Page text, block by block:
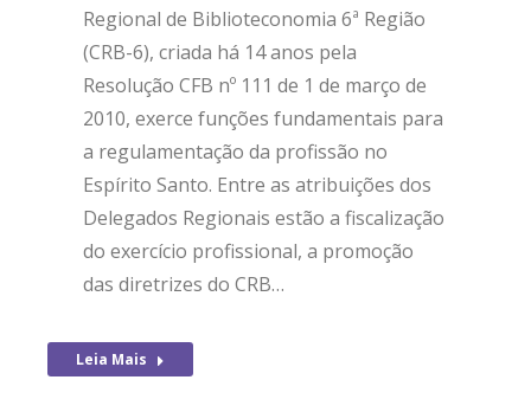
Regional de Biblioteconomia 6ª Região
(CRB-6), criada há 14 anos pela
Resolução CFB nº 111 de 1 de março de
2010, exerce funções fundamentais para
a regulamentação da profissão no
Espírito Santo. Entre as atribuições dos
Delegados Regionais estão a fiscalização
do exercício profissional, a promoção
das diretrizes do CRB…
Leia Mais